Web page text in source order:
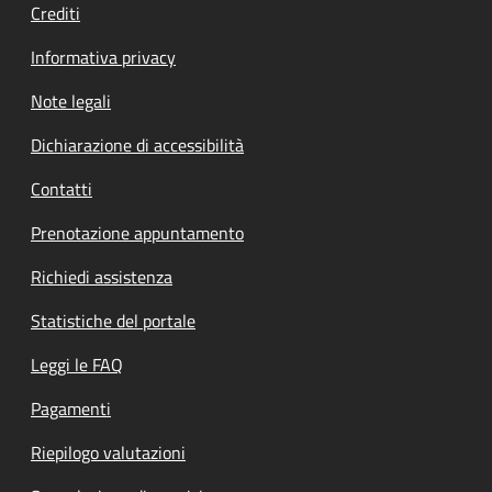
Crediti
Informativa privacy
Note legali
Dichiarazione di accessibilità
Contatti
Prenotazione appuntamento
Richiedi assistenza
Statistiche del portale
Leggi le FAQ
Pagamenti
Riepilogo valutazioni